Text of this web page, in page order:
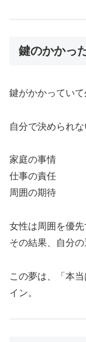
鍵のかかっ
鍵がかかっていて
自分で決められ
家庭の事情
仕事の責任
周囲の期待
女性は周囲を優先
その結果、自分
この夢は、「本
イン。